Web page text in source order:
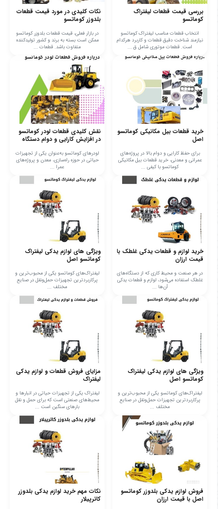
بررسی قیمت قطعات لیفتراک
کوماتسو
انتخاب قطعات مناسب لیفتراک کوماتسو
نیازمند شناخت دقیق قطعات و کاربرد هرکدام
است. قطعات موتوری شامل ق ...
نکات کلیدی در مورد قیمت قطعات
بلدوزر کوماتسو
در بازار فعلی، قیمت قطعات بلدوزر کوماتسو
ممکن است بسته به برند و کشور تولیدکننده
متفاوت باشد. قطعات ...
خرید قطعات بیل مکانیکی کوماتسو
اصل
برای حفظ کارایی و دوام بالا در پروژه‌های
عمرانی و معدنی، خرید قطعات بیل مکانیکی
کوماتسو با کیفی ...
نقش کلیدی قطعات لودر کوماتسو
در افزایش کارایی و دوام دستگاه
لودرهای کوماتسو به‌عنوان یکی از تجهیزات
حیاتی در حوزه راه‌سازی، معدن و پروژه‌های
عمرا ...
خرید لوازم و قطعات یدکی غلطک با
قیمت ارزان
در هر صنعت و محیط کاری که از دستگاه‌های
غلطک استفاده می‌شود، لوازم و قطعات یدکی
آن‌ها ...
ویژگی های لوازم یدکی لیفتراک
کوماتسو اصل
لیفتراک‌های کوماتسو یکی از محبوب‌ترین و
پرکاربردترین تجهیزات حمل‌ونقل در صنایع
مختلف ...
ویژگی های لوازم یدکی لیفتراک
کوماتسو اصل
لیفتراک‌های کوماتسو یکی از محبوب‌ترین و
پرکاربردترین تجهیزات حمل‌ونقل در صنایع
مختلف ...
مزایای فروش قطعات و لوازم یدکی
لیفتراک
لیفتراک یکی از تجهیزات حیاتی در انبارها و
محیط‌های صنعتی است که برای حمل و نقل
بارهای سنگین است ...
فروش لوازم یدکی بلدوزر کوماتسو
اصل با قیمت ارزان
نکات مهم خرید لوازم یدکی بلدوزر
کاترپیلار